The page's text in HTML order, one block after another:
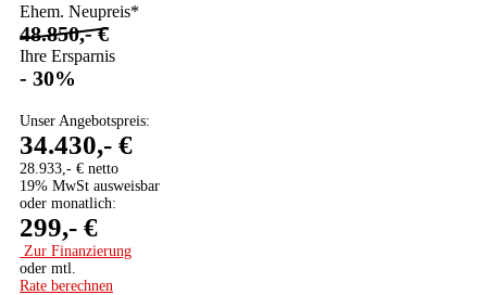
Ehem. Neupreis*
48.850,- €
Ihre Ersparnis
- 30%
Unser Angebotspreis:
34.430,- €
28.933,- € netto
19% MwSt ausweisbar
oder monatlich:
299,- €
Zur Finanzierung
oder mtl.
Rate berechnen